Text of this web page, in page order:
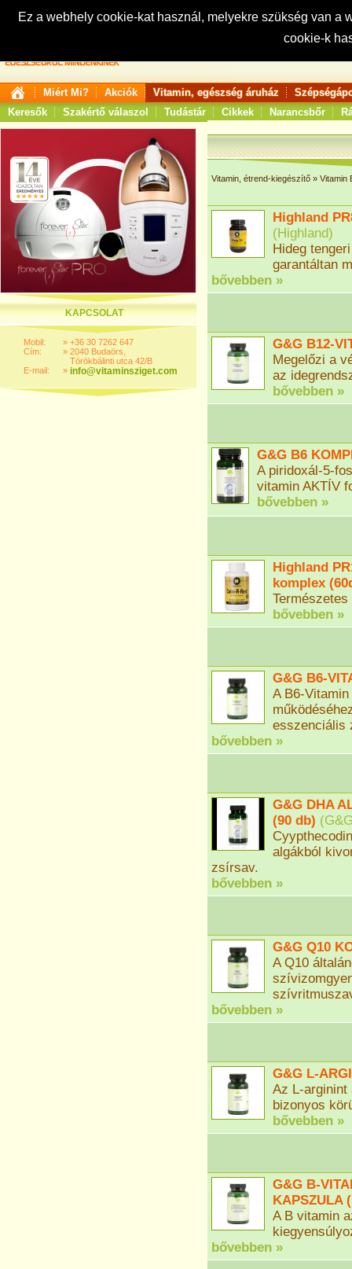
Ez a webhely cookie-kat használ, melyekre szükség van
cookie-k
Keresés:
Miért Mi? Akciók Vitamin, egészség áruház
Keresők
Szakértő válaszol Tudástár Cikkek Narancsbőr
KAPCSOLAT
Mobil:
Cím:
E-mail:
»
»
»
+36 30 7262 647
2040 Budaörs,
Törökbálinti utca 42/B
info@vitaminsziget.com
Vitamin, étrend-kiegészítő » Vitamin
Highland
(Highland)
Hideg
garantáltan
bővebben »
G&G B12-
Megelőzi a
az
bővebben »
G&G B6
A piridoxál-5-
vitamin AKTÍV
bővebben »
Highland
komplex
bővebben »
G&G B6-
A B6-
esszenciális
bővebben »
G&G DHA
(90 db) (
algákból
zsírsav.
bővebben »
G&G Q10
A Q10
bővebben »
G&G L-
Az L-arginint
bizonyos
bővebben »
G&G B-
KAPSZULA
A B vitamin
bővebben »